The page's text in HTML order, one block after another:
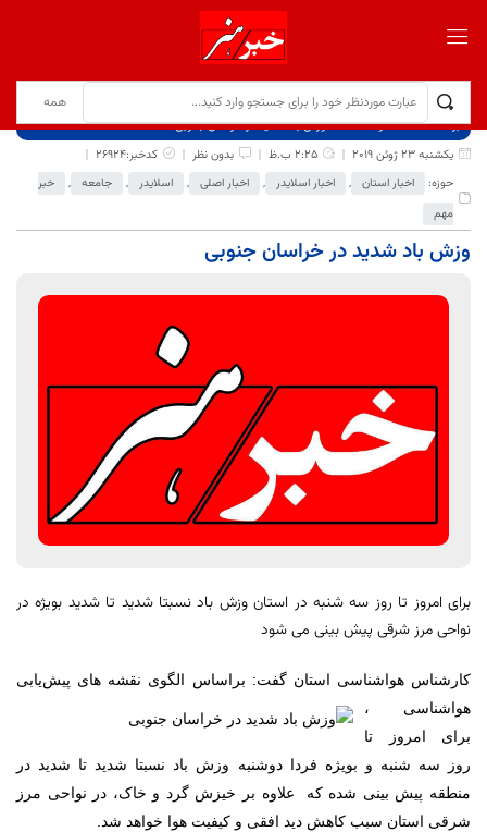
برگ نخست نوشته‌ها
وزش باد شدید در خراسان جنوبی
یکشنبه 23 ژوئن 2019
2:25 ب.ظ بدون نظر
کدخبر:26924
حوزه:
اخبار استان , اخبار اسلایدر , اخبار اصلی , اسلایدر , جامعه ,
خبر
مهم
وزش باد شدید در خراسان جنوبی
برای امروز تا روز سه شنبه در استان وزش باد نسبتا شدید تا شدید بویژه در
نواحی مرز شرقی پیش بینی می شود
کارشناس هواشناسی استان گفت: براساس الگوی نقشه های پیشیابی
هواشناسی ،
برای امروز تا
روز سه شنبه و بویژه فردا دوشنبه وزش باد نسبتا شدید تا شدید در
منطقه پیش بینی شده که علاوه بر خیزش گرد و خاک، در نواحی مرز
شرقی استان سبب کاهش دید افقی و کیفیت هوا خواهد شد.